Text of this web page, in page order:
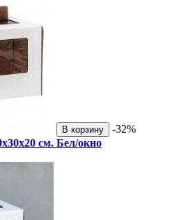
В корзину
-32%
см. Бел/окно